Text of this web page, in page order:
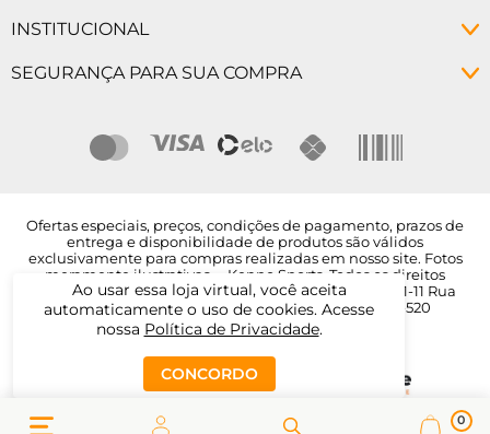
0
Alterar senha
Prazo de Entrega
INSTITUCIONAL
Empresa
SEGURANÇA PARA SUA COMPRA
Ofertas especiais, preços, condições de pagamento, prazos de
entrega e disponibilidade de produtos são válidos
exclusivamente para compras realizadas em nosso site. Fotos
meramente ilustrativas. – Kenpo Sports. Todos os direitos
reservados. KS SPORTS LTDA – CNPJ: 38.220.393/0001-11 Rua
Sinimbu, 1588 - Centro, Caxias do Sul - RS, 95020-520
Ao usar essa loja virtual, você aceita
automaticamente o uso de cookies. Acesse
nossa Política de Privacidade.
CONCORDO